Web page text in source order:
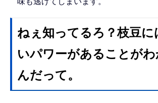
ねぇ知ってるろ？枝豆に
いパワーがあることがわ
んだって。